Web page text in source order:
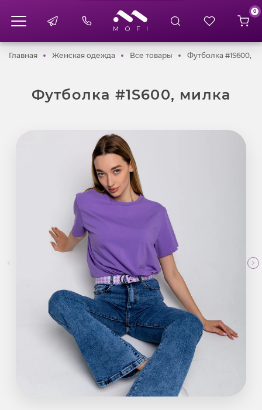
0
ГлавнаяГлавнаяЖенская одежда Женская одежда
Все товары Все товары
Футболка #1S600,
Футболка #1S600, милка